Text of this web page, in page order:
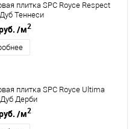
плитка SPC Royce Respect
Теннеси
/м2
плитка SPC Royce Ultima
Дерби
/м2